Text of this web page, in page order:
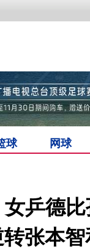
球 网球
乒德
张本智